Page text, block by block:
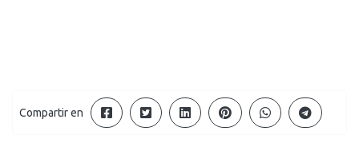
Compartir en